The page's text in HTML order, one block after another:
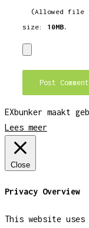
(Allowed file
size: 10MB.
EXbunker maakt
Lees meer
Close
Privacy Overview
This website